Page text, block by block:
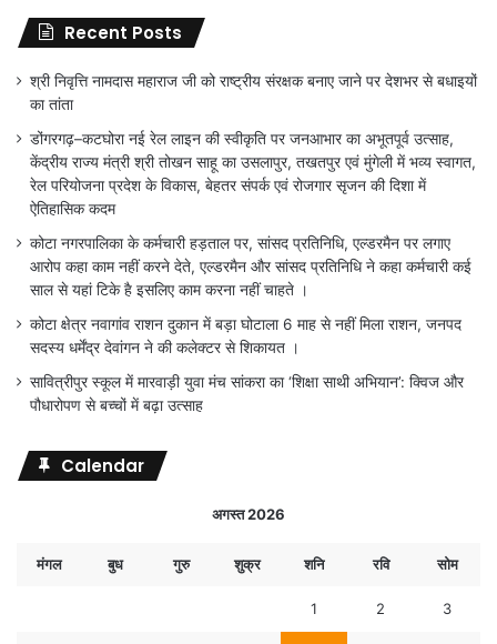
Recent Posts
श्री निवृत्ति नामदास महाराज जी को राष्ट्रीय संरक्षक बनाए जाने पर देशभर से बधाइयों
का तांता
डोंगरगढ़–कटघोरा नई रेल लाइन की स्वीकृति पर जनआभार का अभूतपूर्व उत्साह,
केंद्रीय राज्य मंत्री श्री तोखन साहू का उसलापुर, तखतपुर एवं मुंगेली में भव्य स्वागत,
रेल परियोजना प्रदेश के विकास, बेहतर संपर्क एवं रोजगार सृजन की दिशा में
ऐतिहासिक कदम
कोटा नगरपालिका के कर्मचारी हड़ताल पर, सांसद प्रतिनिधि, एल्डरमैन पर लगाए
आरोप कहा काम नहीं करने देते, एल्डरमैन और सांसद प्रतिनिधि ने कहा कर्मचारी कई
साल से यहां टिके है इसलिए काम करना नहीं चाहते ।
कोटा क्षेत्र नवागांव राशन दुकान में बड़ा घोटाला 6 माह से नहीं मिला राशन, जनपद
सदस्य धर्मेंद्र देवांगन ने की कलेक्टर से शिकायत ।
सावित्रीपुर स्कूल में मारवाड़ी युवा मंच सांकरा का ‘शिक्षा साथी अभियान’: क्विज और
पौधारोपण से बच्चों में बढ़ा उत्साह
Calendar
अगस्त 2026
मंगल बुध गुरु शुक्र शनि रवि सोम
1 2 3